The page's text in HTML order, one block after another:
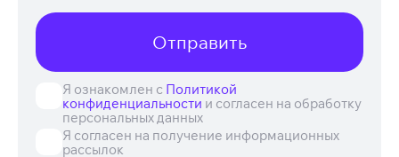
Отправить
Я ознакомлен с Политикой
конфиденциальности и согласен на обработку
персональных данных
Я согласен на получение информационных
рассылок